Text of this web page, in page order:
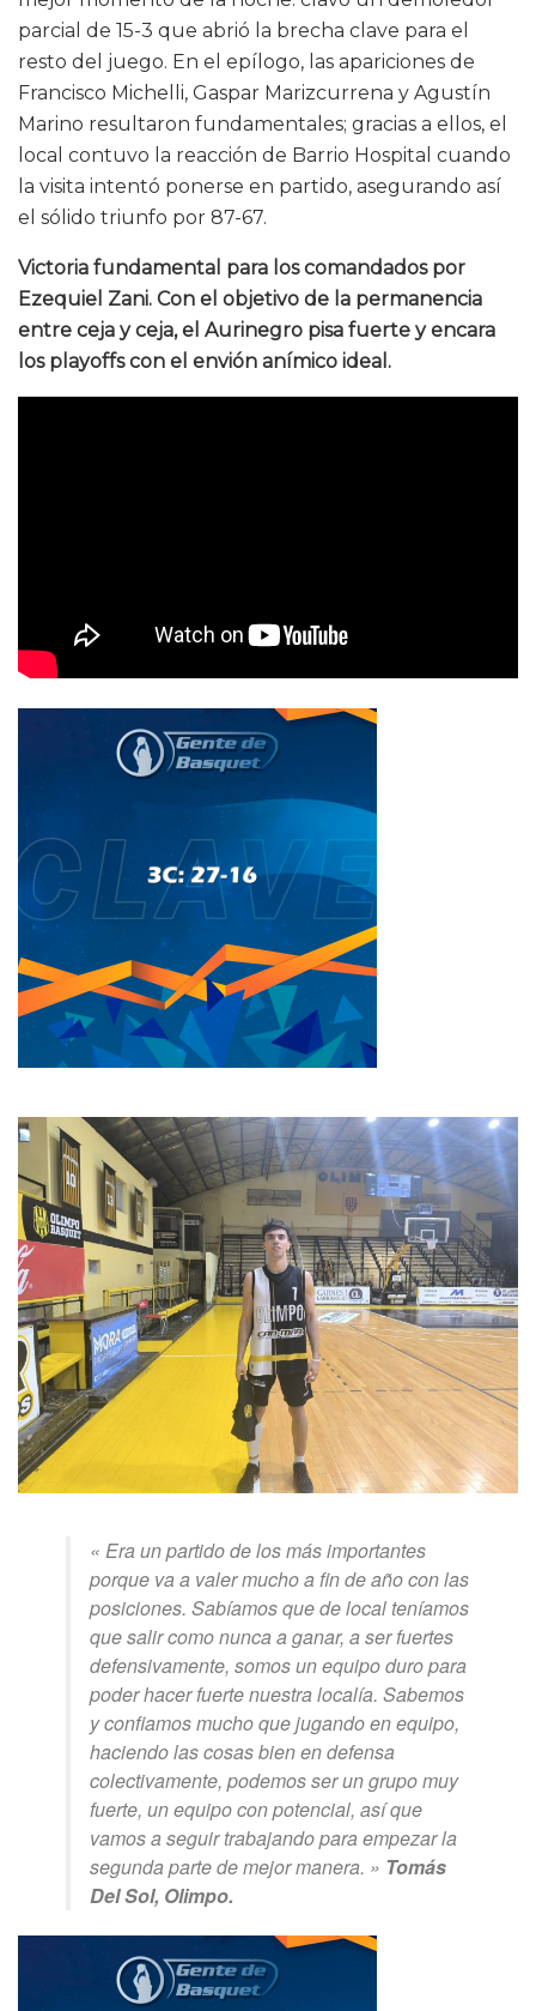
parcial de 15-3 que abrió la brecha clave para el
resto del juego. En el epílogo, las apariciones de
Francisco Michelli, Gaspar Marizcurrena y Agustín
Marino resultaron fundamentales; gracias a ellos, el
local contuvo la reacción de Barrio Hospital cuando
la visita intentó ponerse en partido, asegurando así
el sólido triunfo por 87-67.
Victoria fundamental para los comandados por
Ezequiel Zani. Con el objetivo de la permanencia
entre ceja y ceja, el Aurinegro pisa fuerte y encara
los playoffs con el envión anímico ideal.
« Era un partido de los más importantes
porque va a valer mucho a fin de año con las
posiciones. Sabíamos que de local teníamos
que salir como nunca a ganar, a ser fuertes
defensivamente, somos un equipo duro para
poder hacer fuerte nuestra localía. Sabemos
y confiamos mucho que jugando en equipo,
haciendo las cosas bien en defensa
colectivamente, podemos ser un grupo muy
fuerte, un equipo con potencial, así que
vamos a seguir trabajando para empezar la
segunda parte de mejor manera. » Tomás
Del Sol, Olimpo.